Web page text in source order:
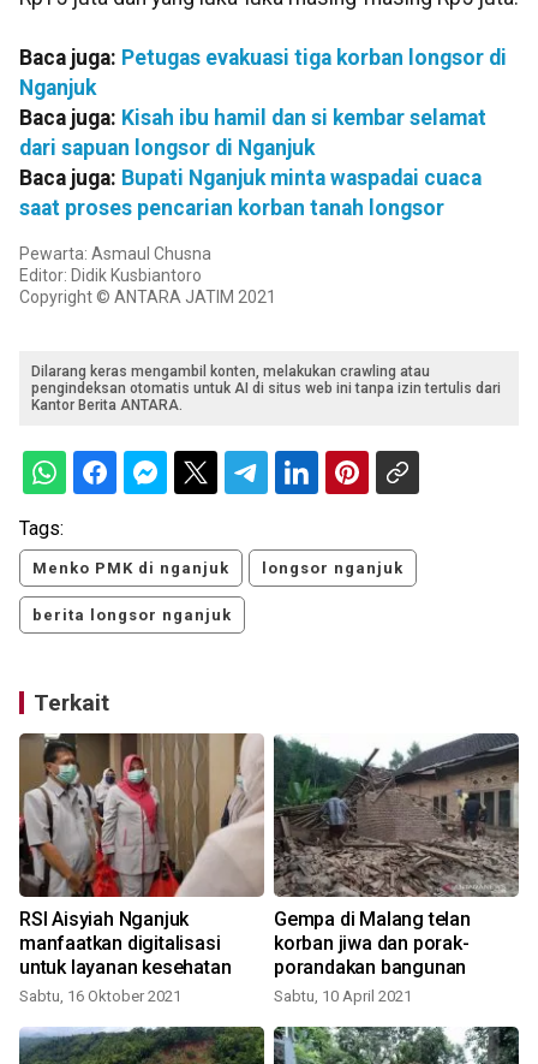
Baca juga: Petugas evakuasi tiga korban longsor di
Nganjuk
Baca juga: Kisah ibu hamil dan si kembar selamat
dari sapuan longsor di Nganjuk
Baca juga: Bupati Nganjuk minta waspadai cuaca
saat proses pencarian korban tanah longsor
Pewarta: Asmaul Chusna
Editor: Didik Kusbiantoro
Copyright © ANTARA JATIM 2021
Dilarang keras mengambil konten, melakukan crawling atau
pengindeksan otomatis untuk AI di situs web ini tanpa izin tertulis dari
Kantor Berita ANTARA.
Tags:
Menko PMK di nganjuk longsor nganjuk
berita longsor nganjuk
Terkait
RSI Aisyiah Nganjuk
manfaatkan digitalisasi
untuk layanan kesehatan
Sabtu, 16 Oktober 2021
Gempa di Malang telan
korban jiwa dan porak-
porandakan bangunan
Sabtu, 10 April 2021